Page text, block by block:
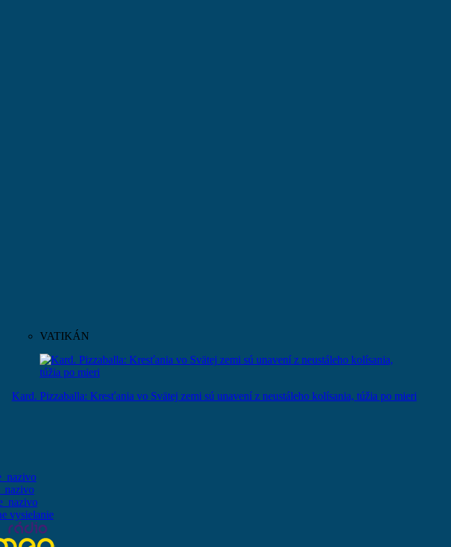
VATIKÁN
Kard. Pizzaballa: Kresťania vo Svätej zemi sú unavení z neustáleho kolísania, túžia po mieri